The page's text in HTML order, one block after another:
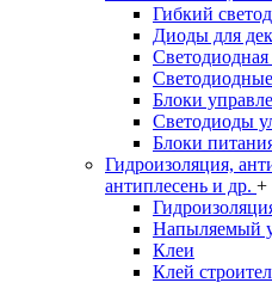
Гибкий
Диоды для
Блоки
Светодиоды
Блоки
Гидроизоляция,
антиплесень и др. +
Напыляемый
Клеи
Клей